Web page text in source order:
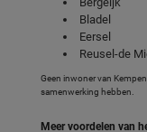
Bladel
Eersel
Reusel-de
Geen inwoner van
samenwerking hebben.
Meer voordelen van